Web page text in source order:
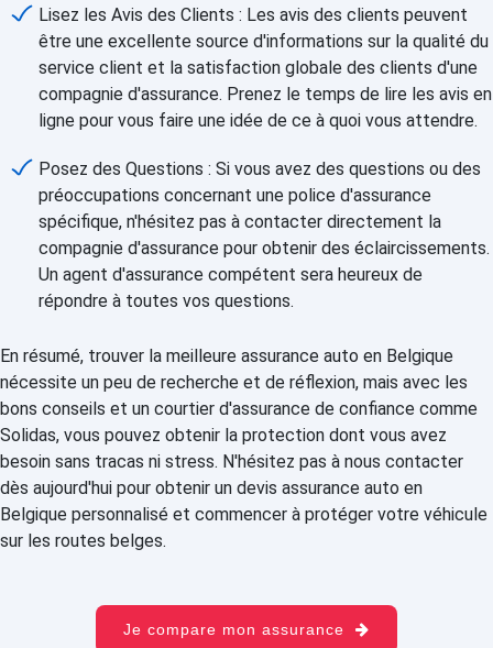
Lisez les Avis des Clients : Les avis des clients peuvent
être une excellente source d'informations sur la qualité du
service client et la satisfaction globale des clients d'une
compagnie d'assurance. Prenez le temps de lire les avis en
ligne pour vous faire une idée de ce à quoi vous attendre.
Posez des Questions : Si vous avez des questions ou des
préoccupations concernant une police d'assurance
spécifique, n'hésitez pas à contacter directement la
compagnie d'assurance pour obtenir des éclaircissements.
Un agent d'assurance compétent sera heureux de
répondre à toutes vos questions.
En résumé, trouver la meilleure assurance auto en Belgique
nécessite un peu de recherche et de réflexion, mais avec les
bons conseils et un courtier d'assurance de confiance comme
Solidas, vous pouvez obtenir la protection dont vous avez
besoin sans tracas ni stress. N'hésitez pas à nous contacter
dès aujourd'hui pour obtenir un devis assurance auto en
Belgique personnalisé et commencer à protéger votre véhicule
sur les routes belges.
Je compare mon assurance